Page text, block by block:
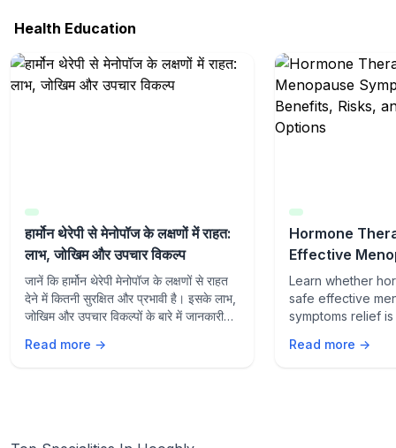
Health Education
हार्मोन थेरेपी से मेनोपॉज के लक्षणों में राहत:
लाभ, जोखिम और उपचार विकल्प
जानें कि हार्मोन थेरेपी मेनोपॉज के लक्षणों से राहत
देने में कितनी सुरक्षित और प्रभावी है। इसके लाभ,
जोखिम और उपचार विकल्पों के बारे में जानकारी
Read more →
Hormone
Effective
Symptoms
Risks, and
Learn whether
safe effective
symptoms relief
treatment
Read more →